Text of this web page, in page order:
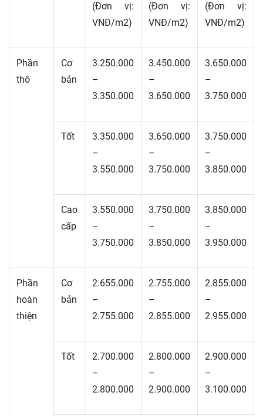
(Đơn vị:
VNĐ/m2)
(Đơn vị:
VNĐ/m2)
(Đơn vị:
VNĐ/m2)
Phần
thô
Cơ
bản
3.250.000
–
3.350.000
3.450.000
–
3.650.000
3.650.000
–
3.750.000
Tốt
3.350.000
–
3.550.000
3.650.000
–
3.750.000
3.750.000
–
3.850.000
Cao
cấp
3.550.000
–
3.750.000
3.750.000
–
3.850.000
3.850.000
–
3.950.000
Phần
hoàn
thiện
Cơ
bản
2.655.000
–
2.755.000
2.755.000
–
2.855.000
2.855.000
–
2.955.000
Tốt
2.700.000
–
2.800.000
2.800.000
–
2.900.000
2.900.000
–
3.100.000